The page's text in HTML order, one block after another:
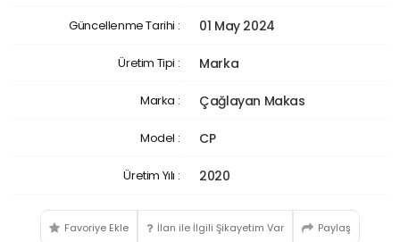
Güncellenme Tarihi : 01 May 2024
Üretim Tipi : Marka
Marka : Çağlayan Makas
Model : CP
Üretim Yılı : 2020
Favoriye Ekle İlan ile İlgili Şikayetim Var Paylaş